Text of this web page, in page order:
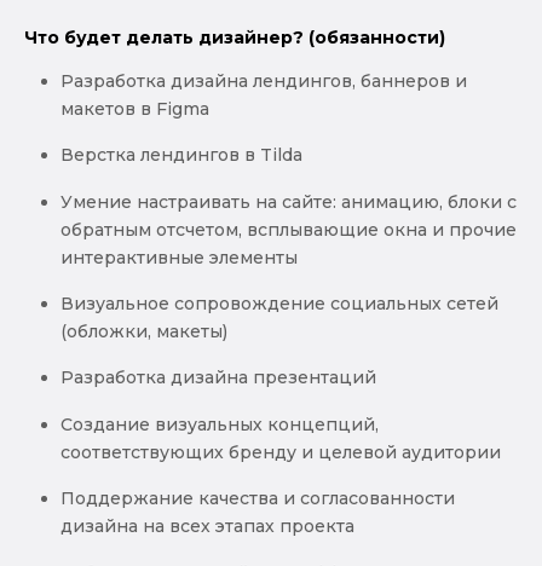
Что будет делать дизайнер? (обязанности)
Разработка дизайна лендингов, баннеров и
макетов в Figma
Верстка лендингов в Tilda
Умение настраивать на сайте: анимацию, блоки с
обратным отсчетом, всплывающие окна и прочие
интерактивные элементы
Визуальное сопровождение социальных сетей
(обложки, макеты)
Разработка дизайна презентаций
Создание визуальных концепций,
соответствующих бренду и целевой аудитории
Поддержание качества и согласованности
дизайна на всех этапах проекта